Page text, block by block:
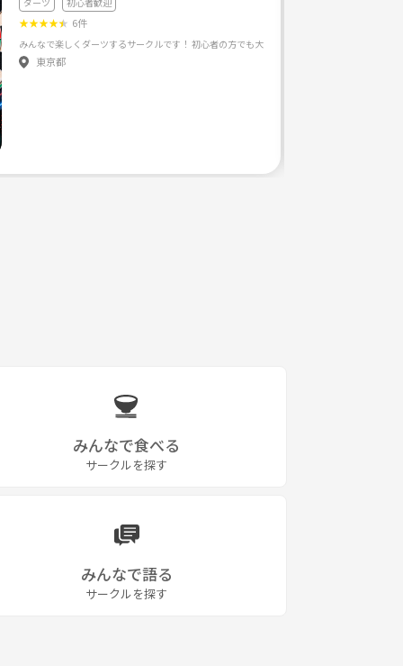
★★★★★ 6件
みんなで楽しくダーツするサークルです！ 初心者の方でも大丈夫です🙆 ダーツ界隈みんなあ
東京都
みんなで食べる
サークルを探す
みんなで語る
サークルを探す